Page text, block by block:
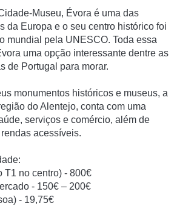
Museu, Évora é uma das
da Europa e o seu centro histórico foi
mundial pela UNESCO. Toda essa
uma opção interessante dentre as
de Portugal para morar.
monumentos históricos e museus, a
do Alentejo, conta com uma
serviços e comércio, além de
acessíveis.
T1 no centro) - 800€
- 150€ – 200€
- 19,75€